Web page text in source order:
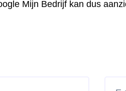
Mijn Bedrijf kan dus